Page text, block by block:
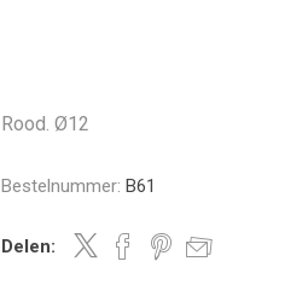
Rood. Ø12
Bestelnummer: B61
Delen: